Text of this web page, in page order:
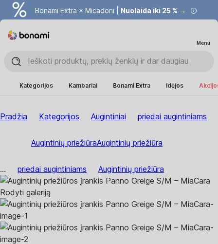
Bonami Extra × Micadoni | Nuolaida iki 25 % →
Menu
Kategorijos Kambariai Bonami Extra Idėjos
Pradžia Kategorijos Augintiniai priedai augintiniams
Augintinių priežiūraAugintinių priežiūra
... priedai augintiniams Augintinių priežiūra
Rodyti galeriją